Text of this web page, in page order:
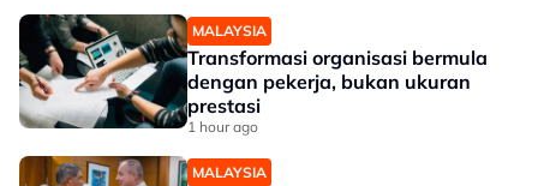
MALAYSIA
Transformasi organisasi bermula
dengan pekerja, bukan ukuran
prestasi
1 hour ago
MALAYSIA